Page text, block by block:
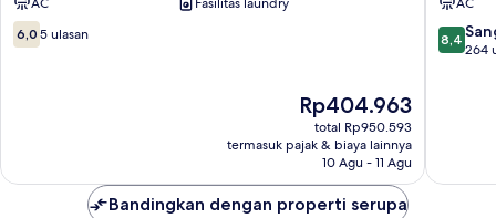
6.0
dari
6,0 5 ulasan
Harga
sekarang
Rp404.963
Rp404.963
total Rp950.593
termasuk pajak & biaya lainnya
10 Agu - 11 Agu
Soul
Almada
8.4
dari
8,4
264
Bandingkan dengan properti serupa